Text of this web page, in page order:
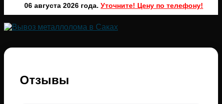
06 августа 2026 года. Уточните! Цену по телефону!
Отзывы